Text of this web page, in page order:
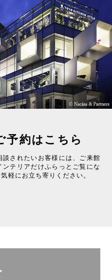
予約はこちら
されたいお客様には、ご来館
テリアだけふらっとご覧にな
軽にお立ち寄りください。